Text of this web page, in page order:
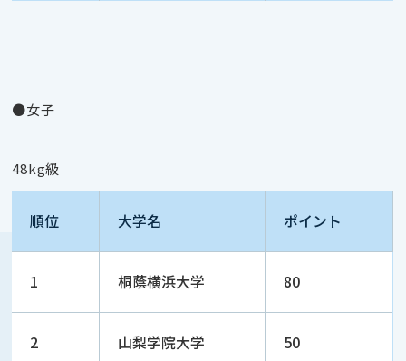
●女子
48kg級
順位 大学名 ポイント
1 桐蔭横浜大学 80
2 山梨学院大学 50